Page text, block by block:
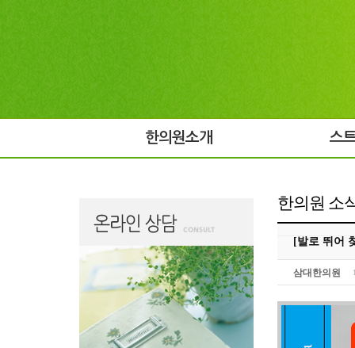
한의원소개 스
한의원 소
[발로 뛰어
삼대한의원